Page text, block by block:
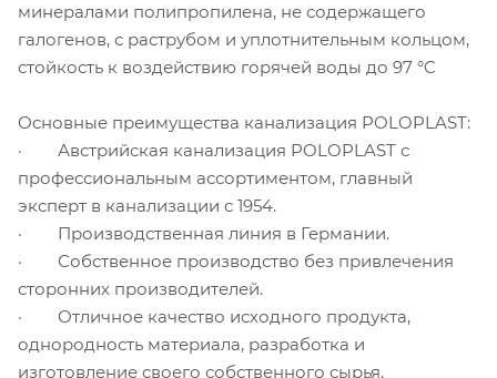
минералами полипропилена, не содержащего
галогенов, с раструбом и уплотнительным кольцом,
стойкость к воздействию горячей воды до 97 °C
Основные преимущества канализация POLOPLAST:
· Австрийская канализация POLOPLAST с
профессиональным ассортиментом, главный
эксперт в канализации с 1954.
· Производственная линия в Германии.
· Собственное производство без привлечения
сторонних производителей.
· Отличное качество исходного продукта,
однородность материала, разработка и
изготовление своего собственного сырья.